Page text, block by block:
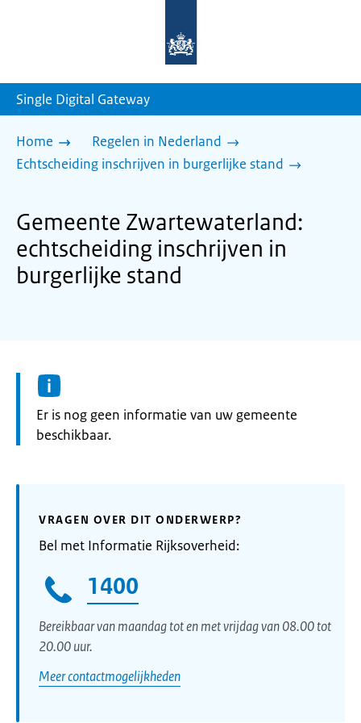
homepage
Single Digital Gateway
Home
Regelen in Nederland
Echtscheiding inschrijven in burgerlijke stand
Gemeente Zwartewaterland:
echtscheiding inschrijven in
burgerlijke stand
Informatie:
Er is nog geen informatie van uw gemeente
beschikbaar.
VRAGEN OVER DIT ONDERWERP?
Bel met Informatie Rijksoverheid:
1400
Bereikbaar van maandag tot en met vrijdag van 08.00 tot
20.00 uur.
Meer contactmogelijkheden